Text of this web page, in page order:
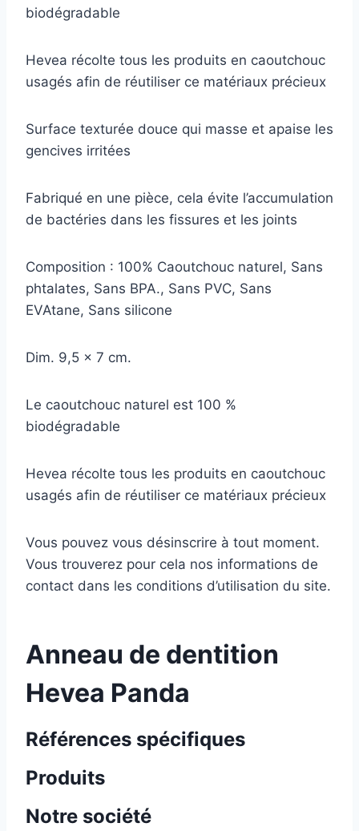
biodégradable
Hevea récolte tous les produits en caoutchouc
usagés afin de réutiliser ce matériaux précieux
Surface texturée douce qui masse et apaise les
gencives irritées
Fabriqué en une pièce, cela évite l’accumulation
de bactéries dans les fissures et les joints
Composition : 100% Caoutchouc naturel, Sans
phtalates, Sans BPA., Sans PVC, Sans
EVAtane, Sans silicone
Dim. 9,5 x 7 cm.
Le caoutchouc naturel est 100 %
biodégradable
Hevea récolte tous les produits en caoutchouc
usagés afin de réutiliser ce matériaux précieux
Vous pouvez vous désinscrire à tout moment.
Vous trouverez pour cela nos informations de
contact dans les conditions d’utilisation du site.
Anneau de dentition
Hevea Panda
Références spécifiques
Produits
Notre société